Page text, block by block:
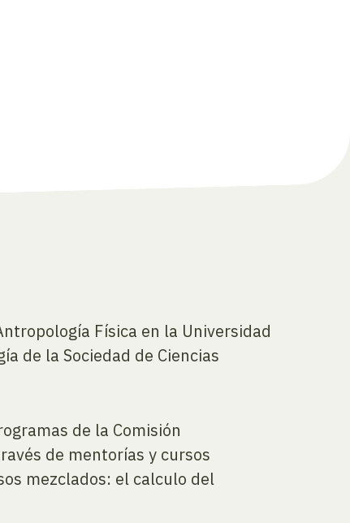
Física en la Universidad
de la Sociedad de Ciencias
de la Comisión
de mentorías y cursos
mezclados: el calculo del